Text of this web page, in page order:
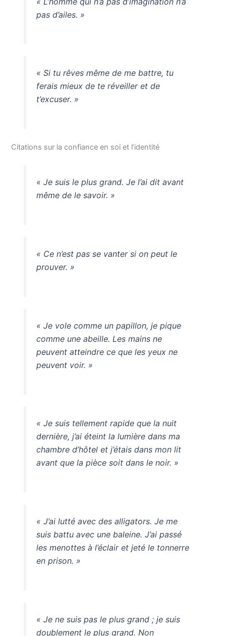
pas d’ailes. »
« Si tu rêves même de me battre, tu
ferais mieux de te réveiller et de
t’excuser. »
Citations sur la confiance en soi et l’identité
« Je suis le plus grand. Je l’ai dit avant
même de le savoir. »
« Ce n’est pas se vanter si on peut le
prouver. »
« Je vole comme un papillon, je pique
comme une abeille. Les mains ne
peuvent atteindre ce que les yeux ne
peuvent voir. »
« Je suis tellement rapide que la nuit
dernière, j’ai éteint la lumière dans ma
chambre d’hôtel et j’étais dans mon lit
avant que la pièce soit dans le noir. »
« J’ai lutté avec des alligators. Je me
suis battu avec une baleine. J’ai passé
les menottes à l’éclair et jeté le tonnerre
en prison. »
« Je ne suis pas le plus grand ; je suis
doublement le plus grand. Non